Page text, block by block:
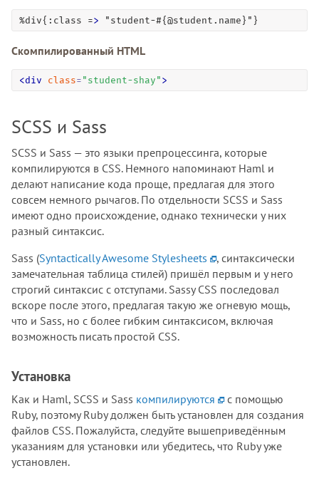
%div{:class => "student-#{@student.name}"}
Скомпилированный HTML
<div class= " student-shay " >
SCSS и Sass
SCSS и Sass — это языки препроцессинга, которые
компилируются в CSS. Немного напоминают Haml и
делают написание кода проще, предлагая для этого
совсем немного рычагов. По отдельности SCSS и Sass
имеют одно происхождение, однако технически у них
разный синтаксис.
Sass (Syntactically Awesome Stylesheets
, синтаксически
замечательная таблица стилей) пришёл первым и у него
строгий синтаксис с отступами. Sassy CSS последовал
вскоре после этого, предлагая такую же огневую мощь,
что и Sass, но с более гибким синтаксисом, включая
возможность писать простой CSS.
Установка
Как и Haml, SCSS и Sass компилируются
с помощью
Ruby, поэтому Ruby должен быть установлен для создания
файлов CSS. Пожалуйста, следуйте вышеприведённым
указаниям для установки или убедитесь, что Ruby уже
установлен.